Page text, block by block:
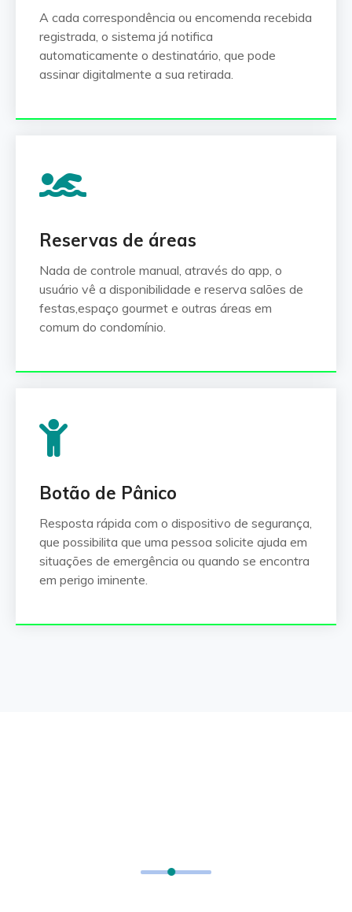
A cada correspondência ou encomenda recebida
registrada, o sistema já notifica
automaticamente o destinatário, que pode
assinar digitalmente a sua retirada.
Reservas de áreas
Nada de controle manual, através do app, o
usuário vê a disponibilidade e reserva salões de
festas,espaço gourmet e outras áreas em
comum do condomínio.
Botão de Pânico
Resposta rápida com o dispositivo de segurança,
que possibilita que uma pessoa solicite ajuda em
situações de emergência ou quando se encontra
em perigo iminente.